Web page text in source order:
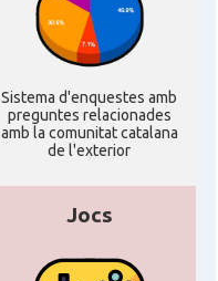
Sistema d'enquestes amb
preguntes relacionades
amb la comunitat catalana
de l'exterior
Jocs